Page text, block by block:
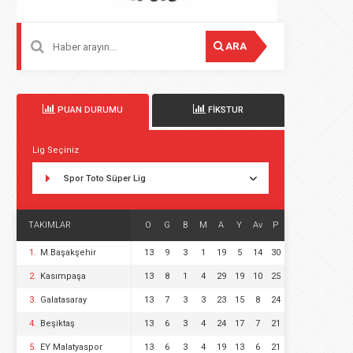
ARA
PUAN DURUMU FİKSTUR
Lig Seçiniz
Spor Toto Süper Lig
TAKIMLAR O G B M A Y Av P
1. M.Başakşehir 13 9 3 1 19 5 14 30
2. Kasımpaşa 13 8 1 4 29 19 10 25
3. Galatasaray 13 7 3 3 23 15 8 24
4. Beşiktaş 13 6 3 4 24 17 7 21
5. EY Malatyaspor 13 6 3 4 19 13 6 21